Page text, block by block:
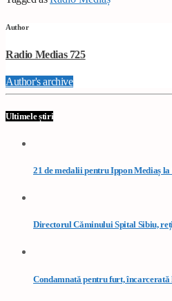
Author
Radio Medias 725
Author's archive
Ultimele știri
21 de medalii pentru Ippon Mediaș
Directorul Căminului Spital Sibiu,
Condamnată pentru furt, încarcerată